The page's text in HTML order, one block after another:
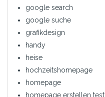
google search
google suche
grafikdesign
handy
heise
hochzeitshomepage
homepage
homepage erstellen test